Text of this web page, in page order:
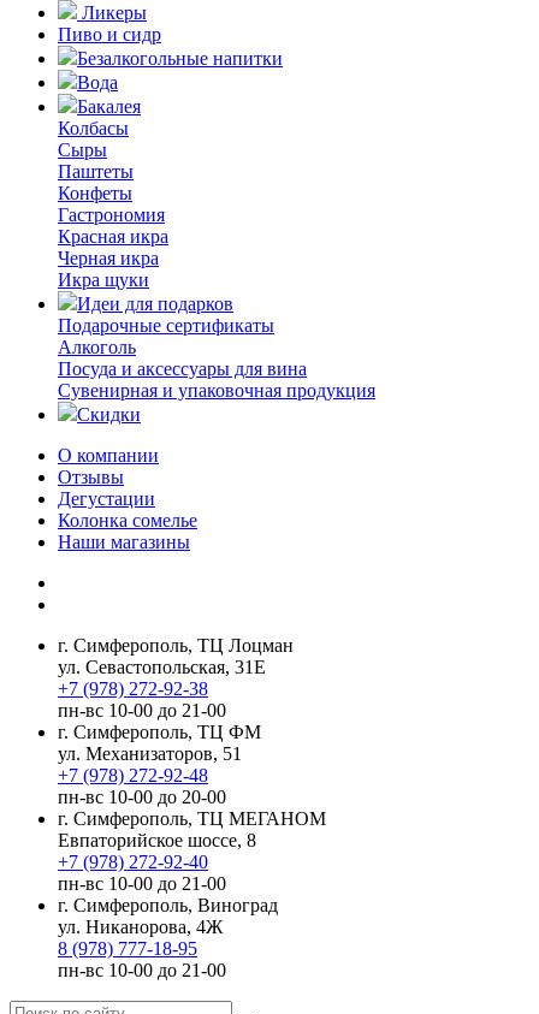
Ликеры
Пиво и сидр
Безалкогольные напитки
Вода
Бакалея
Колбасы
Сыры
Паштеты
Конфеты
Гастрономия
Красная икра
Черная икра
Икра щуки
Идеи для подарков
Подарочные сертификаты
Алкоголь
Посуда и аксессуары для вина
Сувенирная и упаковочная продукция
Скидки
О компании
Отзывы
Дегустации
Колонка сомелье
Наши магазины
г. Симферополь, ТЦ Лоцман
ул. Севастопольская, 31Е
+7 (978) 272-92-38
пн-вс 10-00 до 21-00
г. Симферополь, ТЦ ФМ
ул. Механизаторов, 51
+7 (978) 272-92-48
пн-вс 10-00 до 20-00
г. Симферополь, ТЦ МЕГАНОМ
Евпаторийское шоссе, 8
+7 (978) 272-92-40
пн-вс 10-00 до 21-00
г. Симферополь, Виноград
ул. Никанорова, 4Ж
8 (978) 777-18-95
пн-вс 10-00 до 21-00